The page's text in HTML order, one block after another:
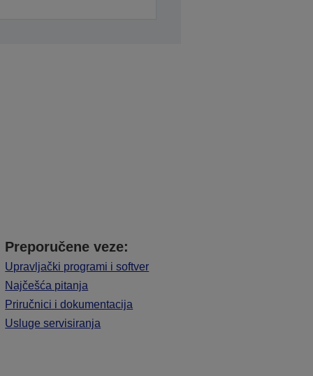
Preporučene veze:
Upravljački programi i softver
Najčešća pitanja
Priručnici i dokumentacija
Usluge servisiranja